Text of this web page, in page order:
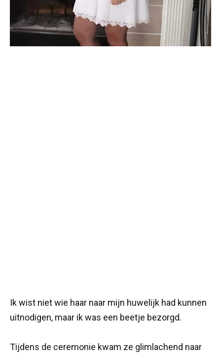
Ik wist niet wie haar naar mijn huwelijk had kunnen
uitnodigen, maar ik was een beetje bezorgd.
Tijdens de ceremonie kwam ze glimlachend naar